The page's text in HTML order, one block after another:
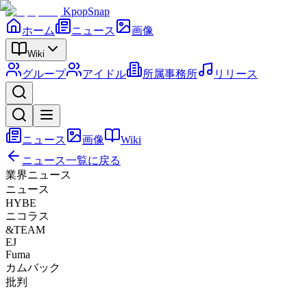
KpopSnap
ホーム
ニュース 画像
Wiki
グループ アイドル 所属事務所 リリース
ニュース 画像
Wiki
ニュース一覧に戻る
業界ニュース
ニュース
HYBE
ニコラス
&TEAM
EJ
Fuma
カムバック
批判